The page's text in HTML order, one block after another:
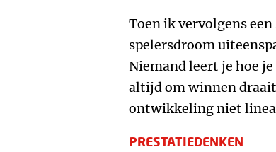
Toen ik vervolgens
spelersdroom
Niemand leert je hoe
altijd om winnen
ontwikkeling niet
PRESTATIEDENKEN